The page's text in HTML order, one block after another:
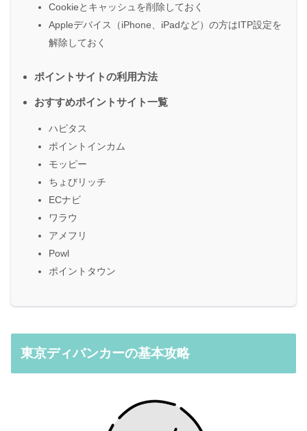
Cookieとキャッシュを削除しておく
Appleデバイス（iPhone、iPadなど）の方はITP設定を
解除しておく
ポイントサイトの利用方法
おすすめポイントサイト一覧
ハピタス
ポイントインカム
モッピー
ちょびリッチ
ECナビ
ワラウ
アメフリ
Powl
ポイントタウン
東京ディバンカーの基本攻略